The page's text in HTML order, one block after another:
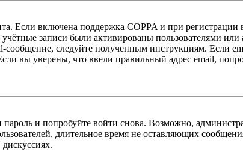
Если включена поддержка COPPA и при регистрации
записи были активированы пользователями или
следуйте полученным инструкциям. Если
вы уверены, что ввели правильный адрес email,
и попробуйте войти снова. Возможно,
длительное время не оставляющих